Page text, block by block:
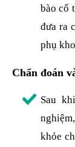
bào cổ
đưa ra
phụ
Chẩn đoán
Sau
khỏe